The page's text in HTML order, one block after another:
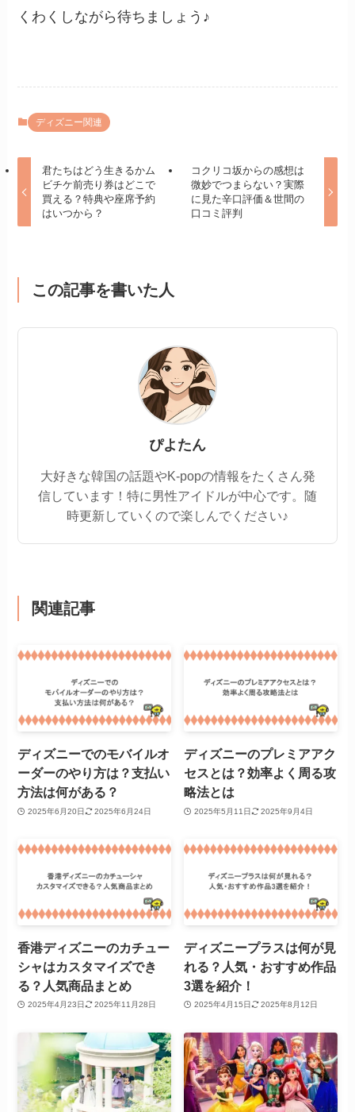
くわくしながら待ちましょう♪
ディズニー関連
君たちはどう生きるかム
ビチケ前売り券はどこで
買える？特典や座席予約
はいつから？
コクリコ坂からの感想は
微妙でつまらない？実際
に見た辛口評価＆世間の
口コミ評判
この記事を書いた人
ぴよたん
大好きな韓国の話題やK-popの情報をたくさん発
信しています！特に男性アイドルが中心です。随
時更新していくので楽しんでください♪
関連記事
ディズニーでのモバイルオ
ーダーのやり方は？支払い
方法は何がある？
2025年6月20日 2025年6月24日
ディズニーのプレミアアク
セスとは？効率よく周る攻
略法とは
2025年5月11日 2025年9月4日
香港ディズニーのカチュー
シャはカスタマイズでき
る？人気商品まとめ
2025年4月23日 2025年11月28日
ディズニープラスは何が見
れる？人気・おすすめ作品
3選を紹介！
2025年4月15日 2025年8月12日